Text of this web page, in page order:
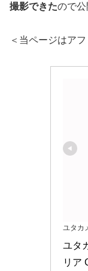
撮影できたので公
＜当ページはア
ユタカ
ユタ
リア